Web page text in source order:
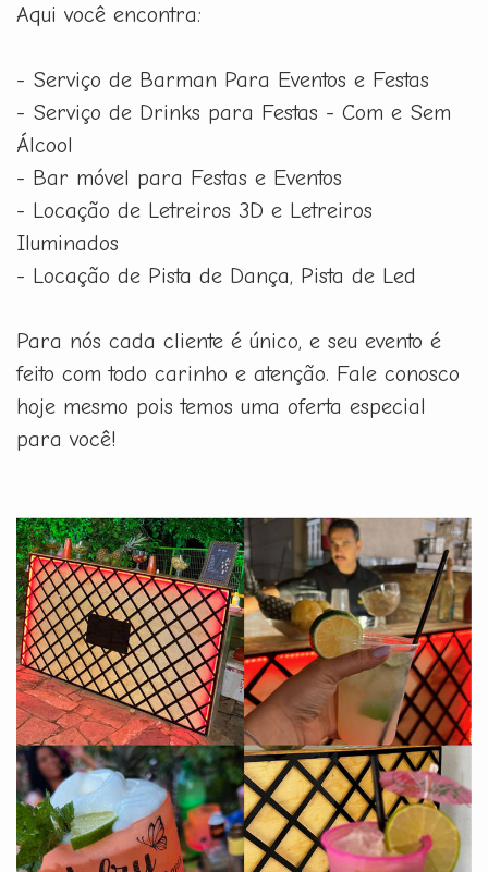
Aqui você encontra:
- Serviço de Barman Para Eventos e Festas
- Serviço de Drinks para Festas - Com e Sem
Álcool
- Bar móvel para Festas e Eventos
- Locação de Letreiros 3D e Letreiros
Iluminados
- Locação de Pista de Dança, Pista de Led
Para nós cada cliente é único, e seu evento é
feito com todo carinho e atenção. Fale conosco
hoje mesmo pois temos uma oferta especial
para você!